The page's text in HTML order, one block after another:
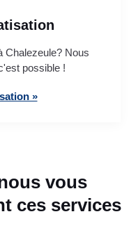
Chalezeule? Nous
possible !
»
vous
ces services